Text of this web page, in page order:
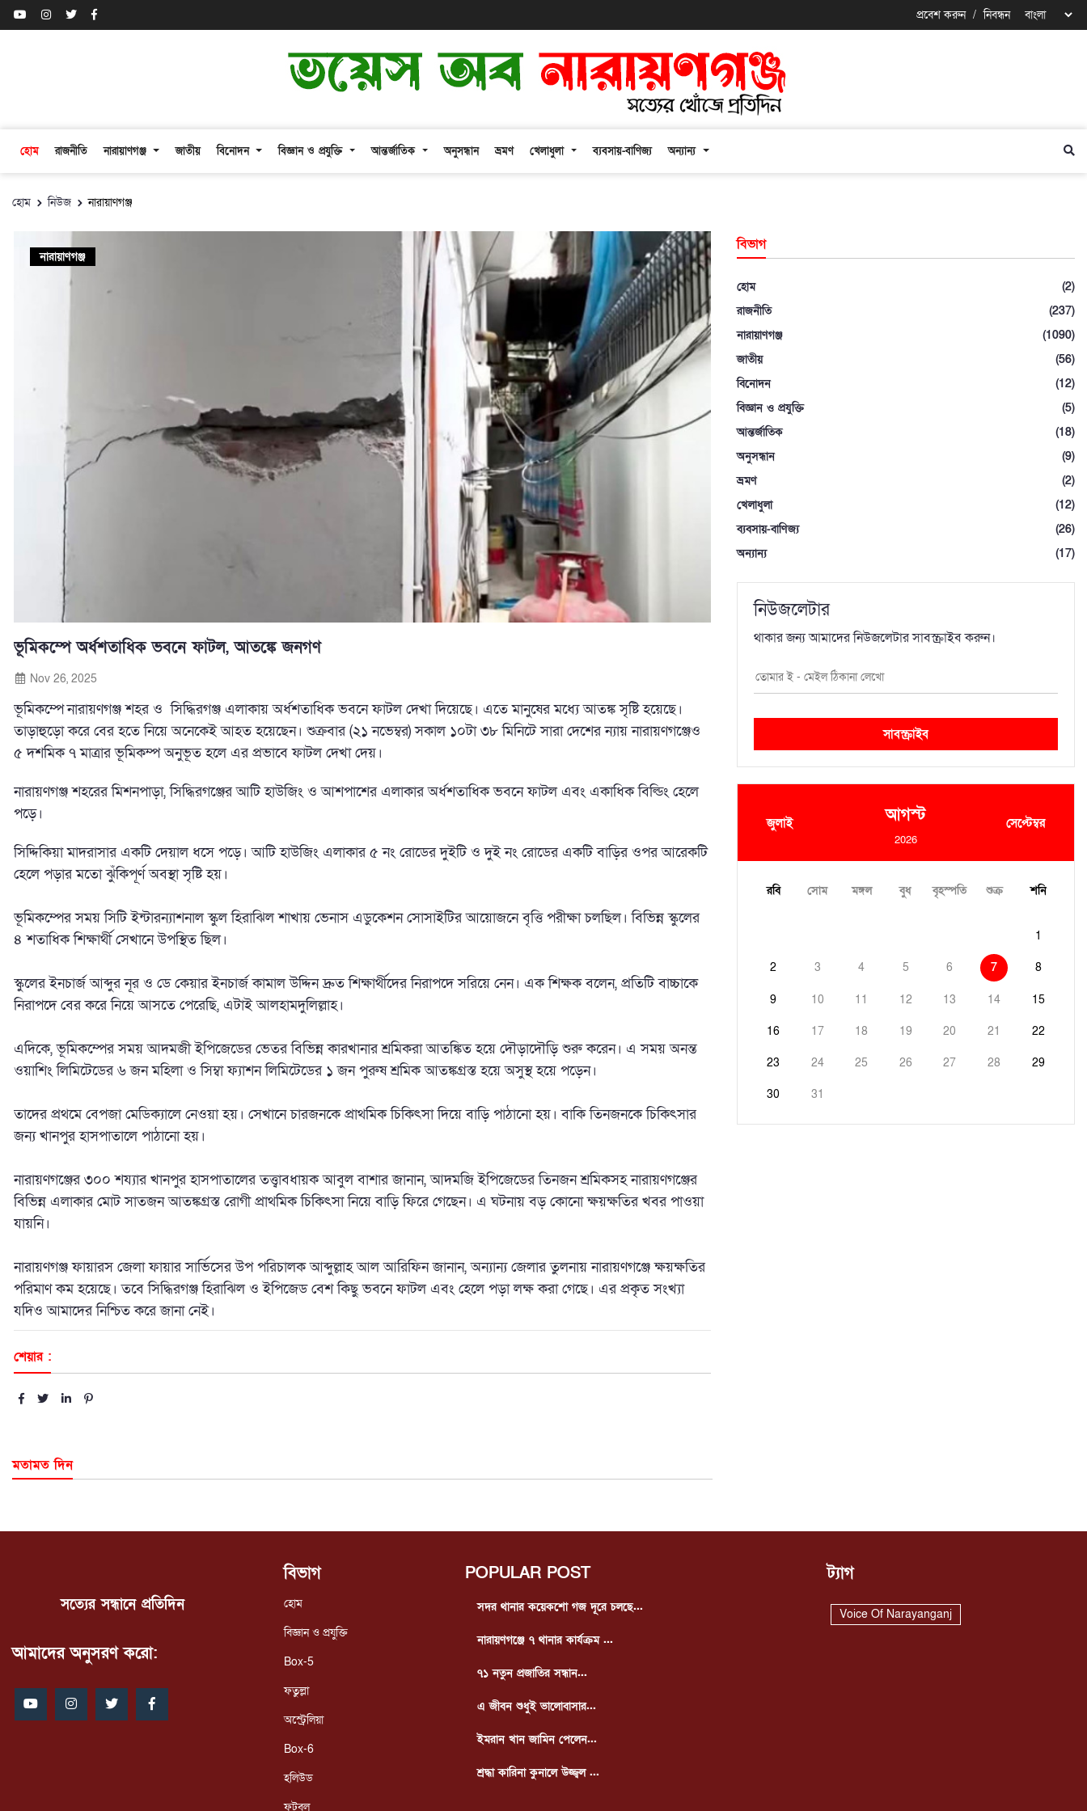
প্রবেশ করুন / নিবন্ধন
হোম রাজনীতি নারায়াণগঞ্জ জাতীয় বিনোদন বিজ্ঞান ও প্রযুক্তি আন্তর্জাতিক অনুসন্ধান ভ্রমণ খেলাধুলা ব্যবসায়-বাণিজ্য অন্যান্য
হোম নিউজ নারায়াণগঞ্জ
নারায়াণগঞ্জ
ভূমিকম্পে অর্ধশতাধিক ভবনে ফাটল, আতঙ্কে জনগণ
Nov 26, 2025
ভূমিকম্পেনারায়ণগঞ্জ শহর ও সিদ্ধিরগঞ্জ এলাকায় অর্ধশতাধিক ভবনে ফাটল দেখা দিয়েছে। এতে মানুষের মধ্যে আতঙ্ক সৃষ্টি হয়েছে।
তাড়াহুড়ো করে বের হতে নিয়ে অনেকেই আহত হয়েছেন। শুক্রবার (২১ নভেম্বর) সকাল ১০টা ৩৮ মিনিটে সারা দেশের ন্যায় নারায়ণগঞ্জেও
৫ দশমিক ৭ মাত্রার ভূমিকম্প অনুভূত হলে এর প্রভাবে ফাটল দেখা দেয়।
নারায়ণগঞ্জ শহরের মিশনপাড়া, সিদ্ধিরগঞ্জের আটি হাউজিং ও আশপাশের এলাকার অর্ধশতাধিক ভবনে ফাটল এবং একাধিক বিল্ডিং হেলে
পড়ে।
সিদ্দিকিয়া মাদরাসার একটি দেয়াল ধসে পড়ে। আটি হাউজিং এলাকার ৫ নং রোডের দুইটি ও দুই নং রোডের একটি বাড়ির ওপর আরেকটি
হেলে পড়ার মতো ঝুঁকিপূর্ণ অবস্থা সৃষ্টি হয়।
ভূমিকম্পের সময় সিটি ইন্টারন্যাশনাল স্কুল হিরাঝিল শাখায় ভেনাস এডুকেশন সোসাইটির আয়োজনে বৃত্তি পরীক্ষা চলছিল। বিভিন্ন স্কুলের
৪ শতাধিক শিক্ষার্থী সেখানে উপস্থিত ছিল।
স্কুলের ইনচার্জ আব্দুর নূর ও ডে কেয়ার ইনচার্জ কামাল উদ্দিন দ্রুত শিক্ষার্থীদের নিরাপদে সরিয়ে নেন। এক শিক্ষক বলেন, প্রতিটি বাচ্চাকে
নিরাপদে বের করে নিয়ে আসতে পেরেছি, এটাই আলহামদুলিল্লাহ।
এদিকে, ভূমিকম্পের সময় আদমজী ইপিজেডের ভেতর বিভিন্ন কারখানার শ্রমিকরা আতঙ্কিত হয়ে দৌড়াদৌড়ি শুরু করেন। এ সময় অনন্ত
ওয়াশিং লিমিটেডের ৬ জন মহিলা ও সিম্বা ফ্যাশন লিমিটেডের ১ জন পুরুষ শ্রমিক আতঙ্কগ্রস্ত হয়ে অসুস্থ হয়ে পড়েন।
তাদের প্রথমে বেপজা মেডিক্যালে নেওয়া হয়। সেখানে চারজনকে প্রাথমিক চিকিৎসা দিয়ে বাড়ি পাঠানো হয়। বাকি তিনজনকে চিকিৎসার
জন্য খানপুর হাসপাতালে পাঠানো হয়।
নারায়ণগঞ্জের ৩০০ শয্যার খানপুর হাসপাতালের তত্ত্বাবধায়ক আবুল বাশার জানান, আদমজি ইপিজেডের তিনজন শ্রমিকসহ নারায়ণগঞ্জের
বিভিন্ন এলাকার মোট সাতজন আতঙ্কগ্রস্ত রোগী প্রাথমিক চিকিৎসা নিয়ে বাড়ি ফিরে গেছেন। এ ঘটনায় বড় কোনো ক্ষয়ক্ষতির খবর পাওয়া
যায়নি।
নারায়ণগঞ্জ ফায়ারস জেলা ফায়ার সার্ভিসের উপ পরিচালক আব্দুল্লাহ আল আরিফিন জানান, অন্যান্য জেলার তুলনায় নারায়ণগঞ্জে ক্ষয়ক্ষতির
পরিমাণ কম হয়েছে। তবে সিদ্ধিরগঞ্জ হিরাঝিল ও ইপিজেড বেশ কিছু ভবনে ফাটল এবং হেলে পড়া লক্ষ করা গেছে। এর প্রকৃত সংখ্যা
যদিও আমাদের নিশ্চিত করে জানা নেই।
শেয়ার :
মতামত দিন
বিভাগ
হোম
(2)
রাজনীতি
(237)
নারায়াণগঞ্জ
(1090)
জাতীয়
(56)
বিনোদন
(12)
বিজ্ঞান ও প্রযুক্তি
(5)
আন্তর্জাতিক
(18)
অনুসন্ধান
(9)
ভ্রমণ
(2)
খেলাধুলা
(12)
ব্যবসায়-বাণিজ্য
(26)
অন্যান্য
(17)
নিউজলেটার
থাকার জন্য আমাদের নিউজলেটার সাবস্ক্রাইব করুন।
সাবস্ক্রাইব
জুলাই আগস্ট
2026
সেপ্টেম্বর
রবি সোম মঙ্গল বুধ বৃহস্পতি শুক্র শনি
1
2 3 4 5 6 7 8
9 10 11 12 13 14 15
16 17 18 19 20 21 22
23 24 25 26 27 28 29
30 31
সত্যের সন্ধানে প্রতিদিন
আমাদের অনুসরণ করো:
বিভাগ
হোম
বিজ্ঞান ও প্রযুক্তি
Box-5
ফতুল্লা
অস্ট্রেলিয়া
Box-6
হলিউড
ফুটবল
POPULAR POST
সদর থানার কয়েকশো গজ দূরে চলছে...
নারায়ণগঞ্জে ৭ থানার কার্যক্রম ...
৭১ নতুন প্রজাতির সন্ধান...
এ জীবন শুধুই ভালোবাসার...
ইমরান খান জামিন পেলেন...
শ্রদ্ধা কারিনা কুনালে উজ্জ্বল ...
ট্যাগ
Voice Of Narayanganj